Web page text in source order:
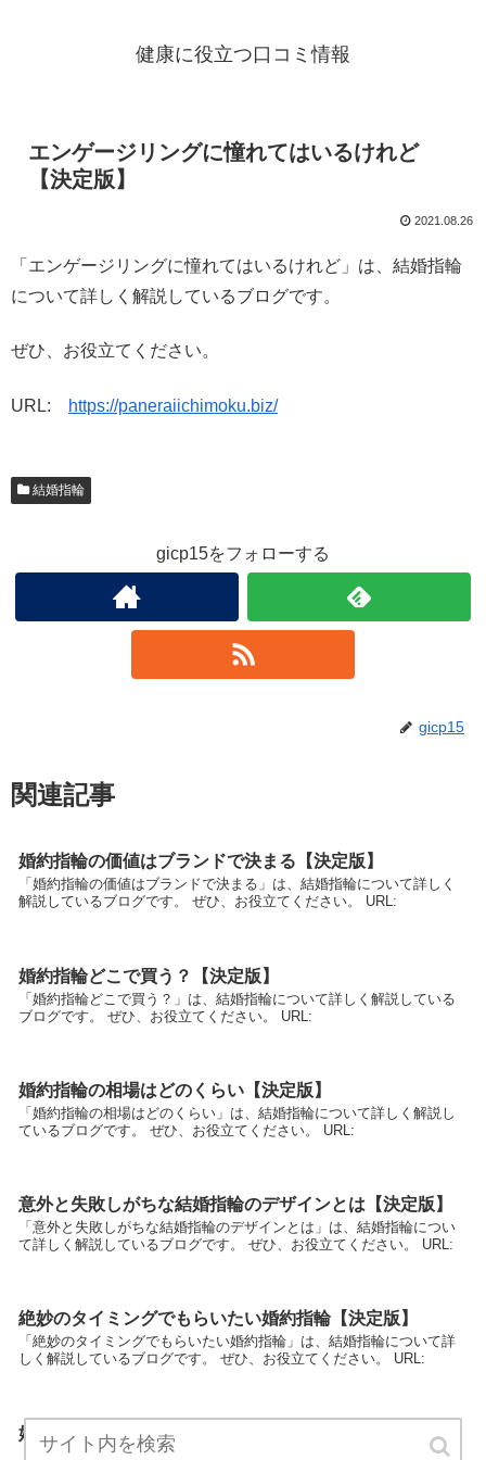
健康に役立つ口コミ情報
エンゲージリングに憧れてはいるけれど
【決定版】
2021.08.26
「エンゲージリングに憧れてはいるけれど」は、結婚指輪
について詳しく解説しているブログです。
ぜひ、お役立てください。
URL: https://paneraiichimoku.biz/
結婚指輪
gicp15をフォローする
gicp15
関連記事
婚約指輪の価値はブランドで決まる【決定版】
「婚約指輪の価値はブランドで決まる」は、結婚指輪について詳しく
解説しているブログです。 ぜひ、お役立てください。 URL:
婚約指輪どこで買う？【決定版】
「婚約指輪どこで買う？」は、結婚指輪について詳しく解説している
ブログです。 ぜひ、お役立てください。 URL:
婚約指輪の相場はどのくらい【決定版】
「婚約指輪の相場はどのくらい」は、結婚指輪について詳しく解説し
ているブログです。 ぜひ、お役立てください。 URL:
意外と失敗しがちな結婚指輪のデザインとは【決定版】
「意外と失敗しがちな結婚指輪のデザインとは」は、結婚指輪につい
て詳しく解説しているブログです。 ぜひ、お役立てください。 URL:
絶妙のタイミングでもらいたい婚約指輪【決定版】
「絶妙のタイミングでもらいたい婚約指輪」は、結婚指輪について詳
しく解説しているブログです。 ぜひ、お役立てください。 URL:
婚約指輪と結婚指輪に違いはあるか【決定版】
「婚約指輪と結婚指輪に違いはあるか」は、結婚指輪について詳しく